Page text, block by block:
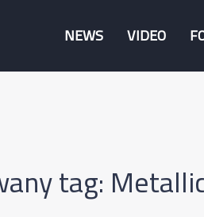
NEWS VIDEO
tag: